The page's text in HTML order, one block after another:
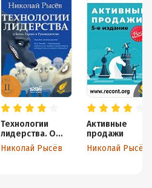
Технологии
лидерства. О
Богах, Героях и
Руководителях
Николай Рысёв
Активные
продажи
Николай Рысёв